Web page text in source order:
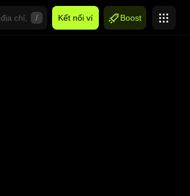
/ Kết nối ví Boost